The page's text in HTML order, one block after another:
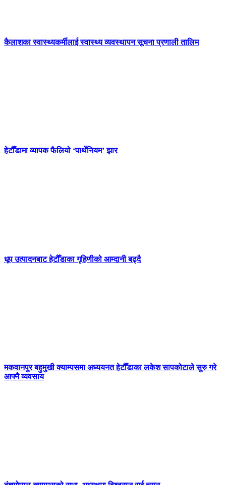
कैलाशका स्वास्थ्यकर्मीलाई स्वास्थ्य व्यवस्थापन सूचना प्रणाली तालिम
हेटौँडामा व्यापक फैलियो ‘पार्थेनियम’ झार
धूप उत्पादनबाट हेटौँडाका गृहिणीको आम्दानी बढ्दै
मकवानपुर बहुमुखी क्याम्पसमा अध्ययनत हेटौँडाका लकेश सापकोटाले सुरु गरे
आफ्नै व्यवसाय